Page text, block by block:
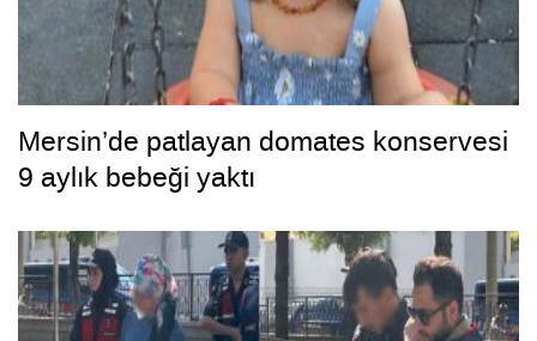
Mersin’de patlayan domates konservesi
9 aylık bebeği yaktı